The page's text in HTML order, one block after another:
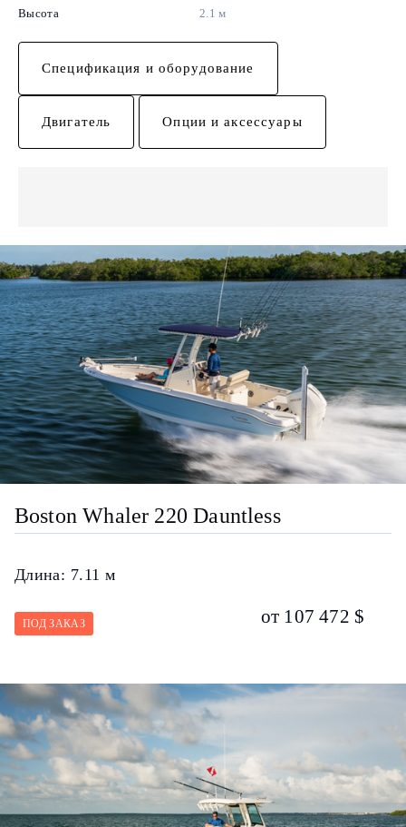
Высота
2.1 м
Спецификация и оборудование
Двигатель Опции и аксессуары
Boston Whaler 220 Dauntless
Длина: 7.11 м
ПОД ЗАКАЗ от 107 472 $